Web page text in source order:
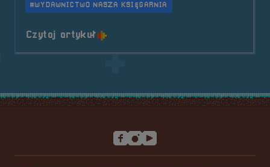
#WYDAWNICTWO NASZA KSIĘGARNIA
Czytaj artykuło tytule Sponsor &#8211;